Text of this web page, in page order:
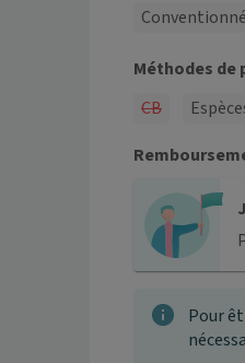
Conventionné
Méthodes de
CB
Pour